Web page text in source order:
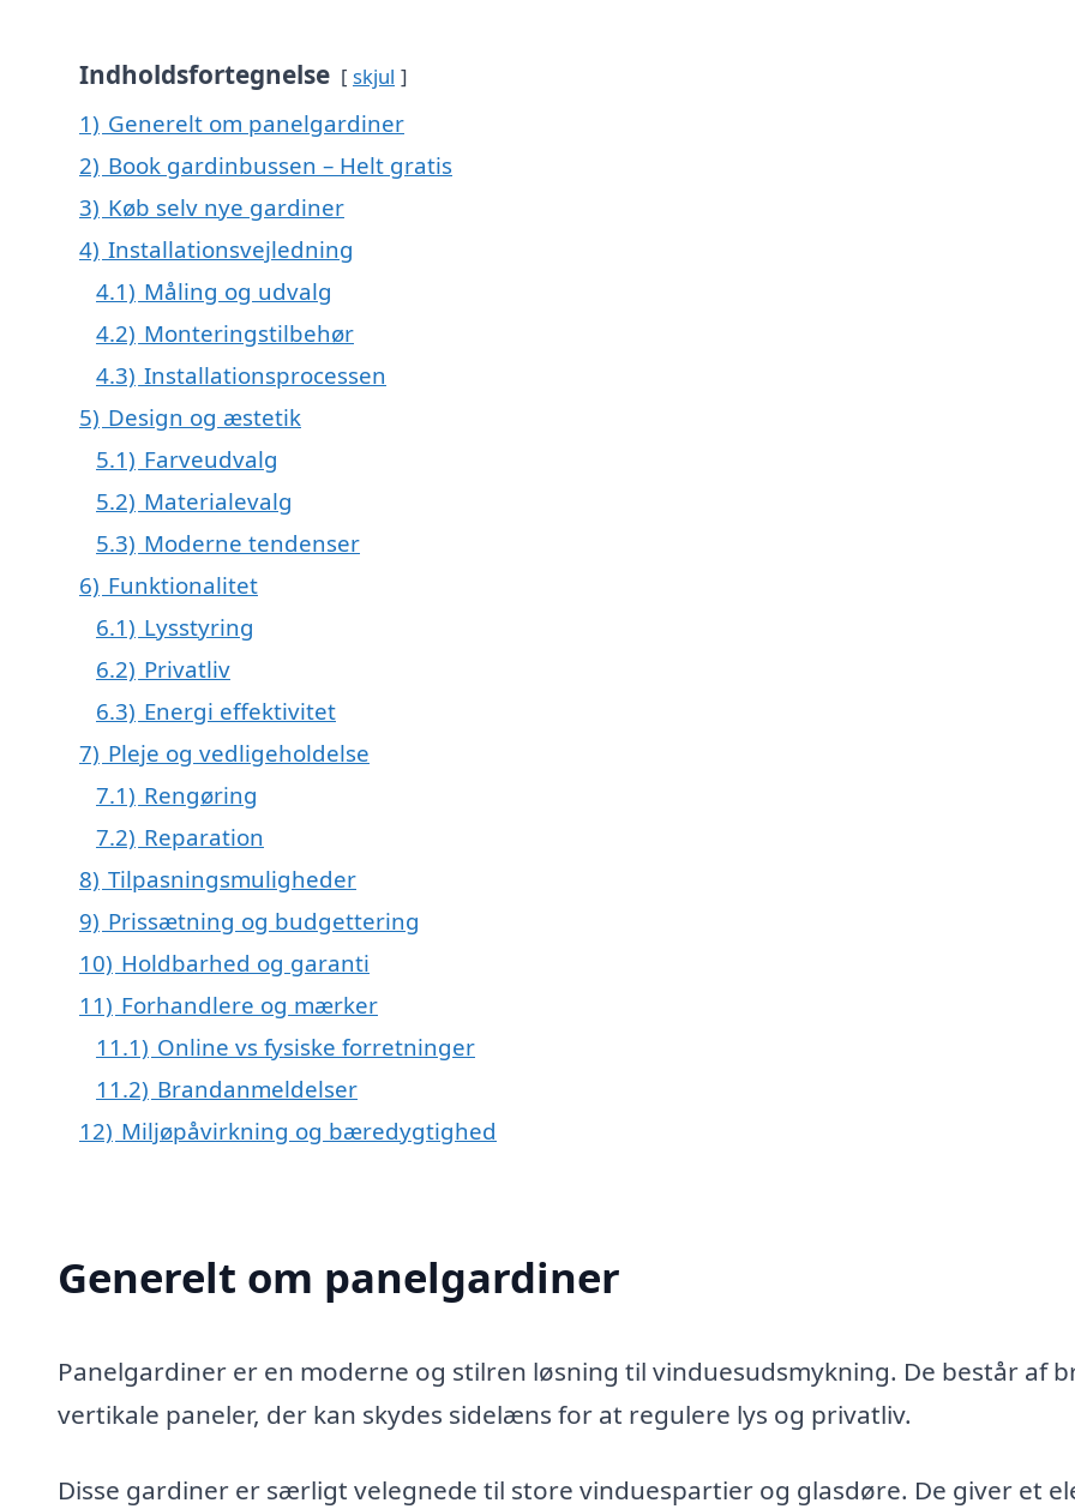
Indholdsfortegnelse skjul
1) Generelt om panelgardiner
2) Book gardinbussen – Helt gratis
3) Køb selv nye gardiner
4) Installationsvejledning
4.1) Måling og udvalg
4.2) Monteringstilbehør
4.3) Installationsprocessen
5) Design og æstetik
5.1) Farveudvalg
5.2) Materialevalg
5.3) Moderne tendenser
6) Funktionalitet
6.1) Lysstyring
6.2) Privatliv
6.3) Energi effektivitet
7) Pleje og vedligeholdelse
7.1) Rengøring
7.2) Reparation
8) Tilpasningsmuligheder
9) Prissætning og budgettering
10) Holdbarhed og garanti
11) Forhandlere og mærker
11.1) Online vs fysiske forretninger
11.2) Brandanmeldelser
12) Miljøpåvirkning og bæredygtighed
Generelt om panelgardiner
Panelgardiner er en moderne og stilren løsning til vinduesudsmykning. De består af
vertikale paneler, der kan skydes sidelæns for at regulere lys og privatliv.
Disse gardiner er særligt velegnede til store vinduespartier og glasdøre. De giver et